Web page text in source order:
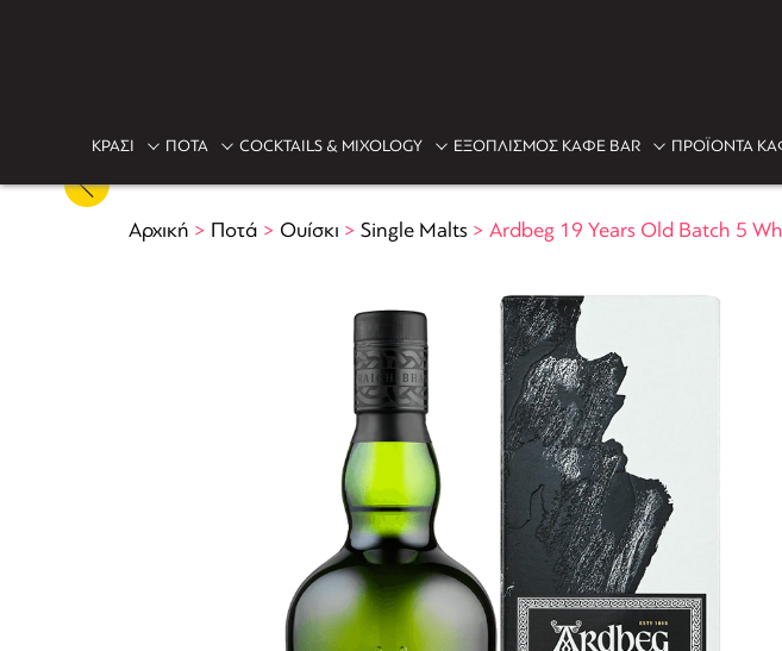
ΚΡΑΣΙ ΠΟΤΑ COCKTAILS & MIXOLOGY ΕΞΟΠΛΙΣΜΟΣ ΚΑΦΕ BAR ΠΡΟΪΟΝΤΑ
Αρχική > Ποτά > Ουίσκι > Single Malts > Ardbeg 19 Years Old Batch 5